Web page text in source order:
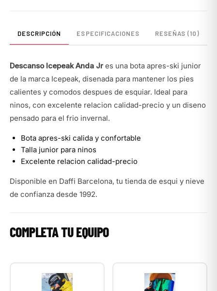
DESCRIPCIÓN ESPECIFICACIONES RESEÑAS (10)
Descanso Icepeak Anda Jr es una bota apres-ski junior
de la marca Icepeak, disenada para mantener los pies
calientes y comodos despues de esquiar. Ideal para
ninos, con excelente relacion calidad-precio y un diseno
pensado para el frio invernal.
Bota apres-ski calida y confortable
Talla junior para ninos
Excelente relacion calidad-precio
Disponible en Daffi Barcelona, tu tienda de esqui y nieve
de confianza desde 1992.
COMPLETA TU EQUIPO